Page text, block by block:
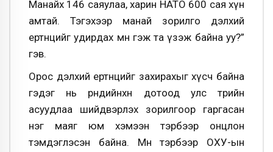
Манайх 146 саяулаа, харин НАТО 600 сая хүн
амтай. Тэгэхээр манай зорилго дэлхий
ертөнцийг удирдах мөн гэж та үзэж байна уу?”
гэв.
Орос дэлхий ертөнцийг захирахыг хүсч байна
гэдэг нь өрнөдийнхөн дотоод улс төрийн
асуудлаа шийдвэрлэх зорилгоор гаргасан
нэг маяг юм хэмээн тэрбээр онцлон
тэмдэглэсэн байна. Мөн тэрбээр ОХУ-ын